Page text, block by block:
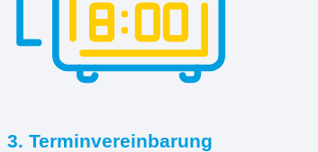
3. Terminvereinbarung